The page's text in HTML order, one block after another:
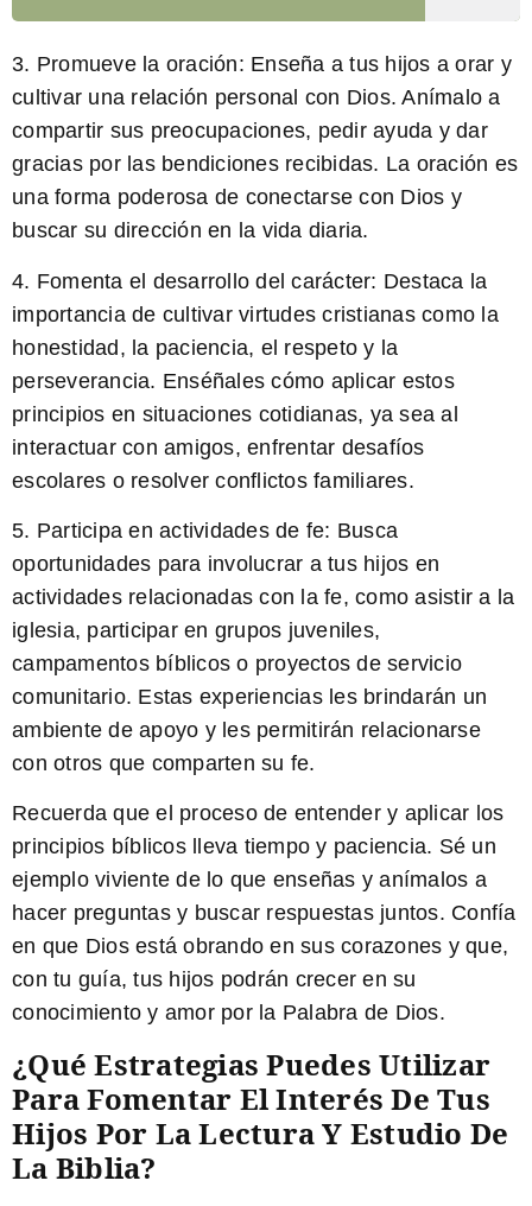
3. Promueve la oración: Enseña a tus hijos a orar y
cultivar una relación personal con Dios. Anímalo a
compartir sus preocupaciones, pedir ayuda y dar
gracias por las bendiciones recibidas. La oración es
una forma poderosa de conectarse con Dios y
buscar su dirección en la vida diaria.
4. Fomenta el desarrollo del carácter: Destaca la
importancia de cultivar virtudes cristianas como la
honestidad, la paciencia, el respeto y la
perseverancia. Enséñales cómo aplicar estos
principios en situaciones cotidianas, ya sea al
interactuar con amigos, enfrentar desafíos
escolares o resolver conflictos familiares.
5. Participa en actividades de fe: Busca
oportunidades para involucrar a tus hijos en
actividades relacionadas con la fe, como asistir a la
iglesia, participar en grupos juveniles,
campamentos bíblicos o proyectos de servicio
comunitario. Estas experiencias les brindarán un
ambiente de apoyo y les permitirán relacionarse
con otros que comparten su fe.
Recuerda que el proceso de entender y aplicar los
principios bíblicos lleva tiempo y paciencia. Sé un
ejemplo viviente de lo que enseñas y anímalos a
hacer preguntas y buscar respuestas juntos. Confía
en que Dios está obrando en sus corazones y que,
con tu guía, tus hijos podrán crecer en su
conocimiento y amor por la Palabra de Dios.
¿Qué Estrategias Puedes Utilizar
Para Fomentar El Interés De Tus
Hijos Por La Lectura Y Estudio De
La Biblia?